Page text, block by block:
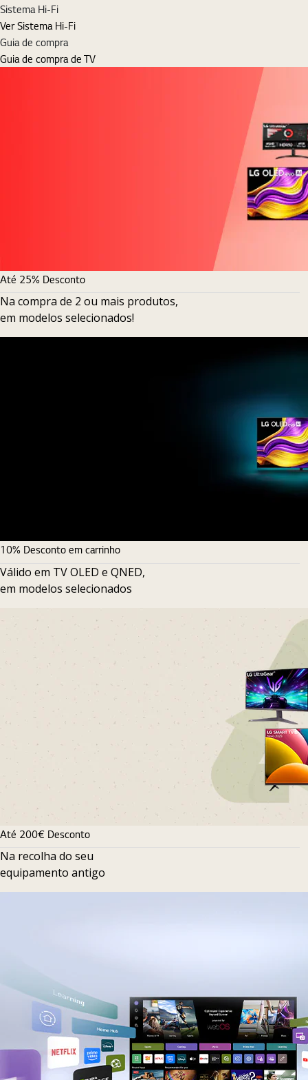
Sistema Hi-Fi
Ver Sistema Hi-Fi
Guia de compra
Guia de compra de TV
Até 25% Desconto
Na compra de 2 ou mais produtos,
em modelos selecionados!
10% Desconto em carrinho
Válido em TV OLED e QNED,
em modelos selecionados
Até 200€ Desconto
Na recolha do seu
equipamento antigo